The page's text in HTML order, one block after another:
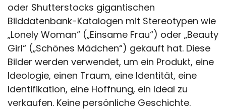
oder Shutterstocks gigantischen
Bilddatenbank-Katalogen mit Stereotypen wie
„Lonely Woman“ („Einsame Frau“) oder „Beauty
Girl“ („Schönes Mädchen“) gekauft hat. Diese
Bilder werden verwendet, um ein Produkt, eine
Ideologie, einen Traum, eine Identität, eine
Identifikation, eine Hoffnung, ein Ideal zu
verkaufen. Keine persönliche Geschichte.